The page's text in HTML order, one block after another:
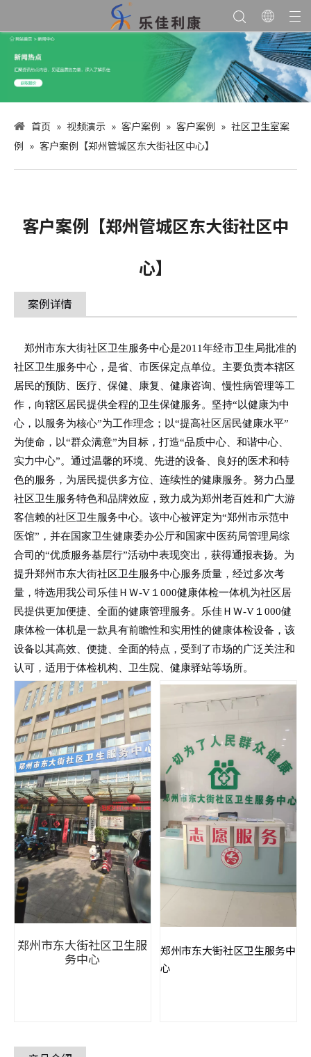
首页 » 视频演示 » 客户案例 » 客户案例 » 社区卫生室案
例 » 客户案例【郑州管城区东大街社区中心】
客户案例【郑州管城区东大街社区中
心】
案例详情
郑州市东大街社区卫生服务中心是2011年经市卫生局批准的
社区卫生服务中心，是省、市医保定点单位。主要负责本辖区
居民的预防、医疗、保健、康复、健康咨询、慢性病管理等工
作，向辖区居民提供全程的卫生保健服务。坚持“以健康为中
心，以服务为核心”为工作理念；以“提高社区居民健康水平”
为使命，以“群众满意”为目标，打造“品质中心、和谐中心、
实力中心”。通过温馨的环境、先进的设备、良好的医术和特
色的服务，为居民提供多方位、连续性的健康服务。努力凸显
社区卫生服务特色和品牌效应，致力成为郑州老百姓和广大游
客信赖的社区卫生服务中心。该中心被评定为“郑州市示范中
医馆”，并在国家卫生健康委办公厅和国家中医药局管理局综
合司的“优质服务基层行”活动中表现突出，获得通报表扬。为
提升郑州市东大街社区卫生服务中心服务质量，经过多次考
量，特选用我公司乐佳ＨＷ-V１000健康体检一体机为社区居
民提供更加便捷、全面的健康管理服务。乐佳ＨＷ-V１000健
康体检一体机是一款具有前瞻性和实用性的健康体检设备，该
设备以其高效、便捷、全面的特点，受到了市场的广泛关注和
认可，适用于体检机构、卫生院、健康驿站等场所。
郑州市东大街社区卫生服
务中心
郑州市东大街社区卫生服务中
心